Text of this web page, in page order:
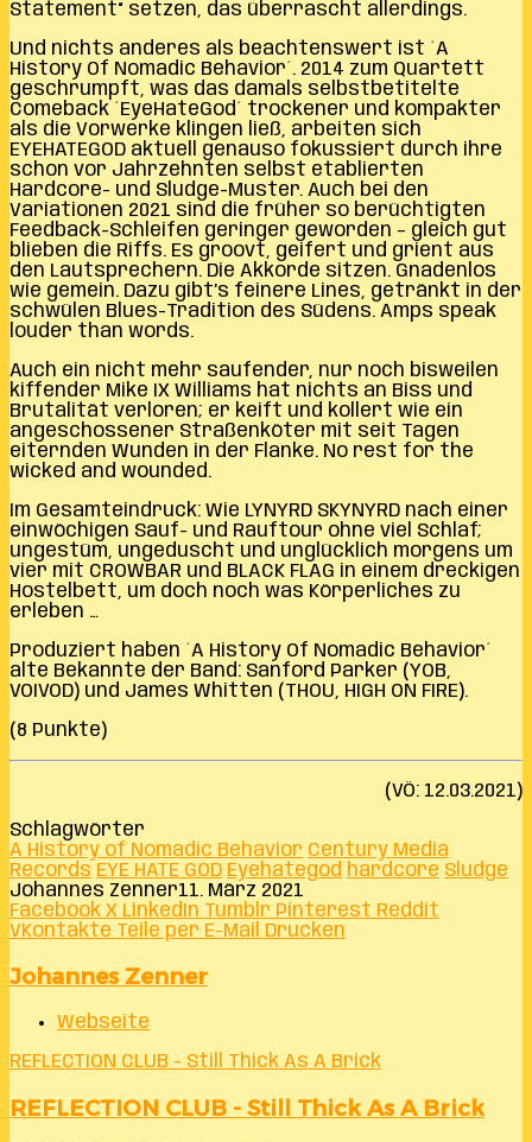
Statement“ setzen, das überrascht allerdings.
Und nichts anderes als beachtenswert ist ´A
History Of Nomadic Behavior´. 2014 zum Quartett
geschrumpft, was das damals selbstbetitelte
Comeback ´EyeHateGod´ trockener und kompakter
als die Vorwerke klingen ließ, arbeiten sich
EYEHATEGOD aktuell genauso fokussiert durch ihre
schon vor Jahrzehnten selbst etablierten
Hardcore- und Sludge-Muster. Auch bei den
Variationen 2021 sind die früher so berüchtigten
Feedback-Schleifen geringer geworden – gleich gut
blieben die Riffs. Es groovt, geifert und grient aus
den Lautsprechern. Die Akkorde sitzen. Gnadenlos
wie gemein. Dazu gibt’s feinere Lines, getränkt in der
schwülen Blues-Tradition des Südens. Amps speak
louder than words.
Auch ein nicht mehr saufender, nur noch bisweilen
kiffender Mike IX Williams hat nichts an Biss und
Brutalität verloren; er keift und kollert wie ein
angeschossener Straßenköter mit seit Tagen
eiternden Wunden in der Flanke. No rest for the
wicked and wounded.
Im Gesamteindruck: Wie LYNYRD SKYNYRD nach einer
einwöchigen Sauf- und Rauftour ohne viel Schlaf;
ungestüm, ungeduscht und unglücklich morgens um
vier mit CROWBAR und BLACK FLAG in einem dreckigen
Hostelbett, um doch noch was Körperliches zu
erleben …
Produziert haben ´A History Of Nomadic Behavior´
alte Bekannte der Band: Sanford Parker (YOB,
VOIVOD) und James Whitten (THOU, HIGH ON FIRE).
(8 Punkte)
(VÖ: 12.03.2021)
Schlagwörter
A History of Nomadic Behavior Century Media
Records EYE HATE GOD Eyehategod hardcore Sludge
Johannes Zenner11. März 2021
Facebook X LinkedIn Tumblr Pinterest Reddit
VKontakte Teile per E-Mail Drucken
Johannes Zenner
Webseite
REFLECTION CLUB - Still Thick As A Brick
REFLECTION CLUB - Still Thick As A Brick